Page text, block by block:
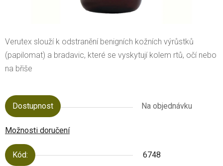
Verutex slouží k odstranění benigních kožních výrůstků
(papilomat) a bradavic, které se vyskytují kolem rtů, očí nebo
na břiše
Dostupnost Na objednávku
Možnosti doručení
Kód: 6748